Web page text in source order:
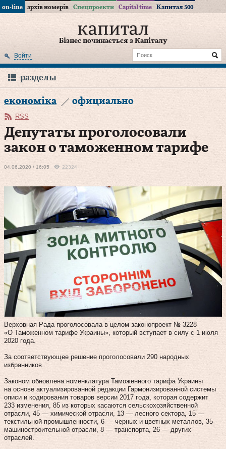
on-line архів номерів Спецпроекти Capital time Капитал 500
Бізнес починається з Капіталу
Войти
разделы
економіка официально
RSS
Депутаты проголосовали
закон о таможенном тарифе
04.06.2020 / 16:05 22324
Верховная Рада проголосовала в целом законопроект № 3228
«О Таможенном тарифе Украины», который вступает в силу с 1 июля
2020 года.
За соответствующее решение проголосовали 290 народных
избранников.
Законом обновлена номенклатура Таможенного тарифа Украины
на основе актуализированной редакции Гармонизированной системы
описи и кодирования товаров версии 2017 года, которая содержит
233 изменения, 85 из которых касаются сельскохозяйственной
отрасли, 45 — химической отрасли, 13 — лесного сектора, 15 —
текстильной промышленности, 6 — черных и цветных металлов, 35 —
машиностроительной отрасли, 8 — транспорта, 26 — других
отраслей.